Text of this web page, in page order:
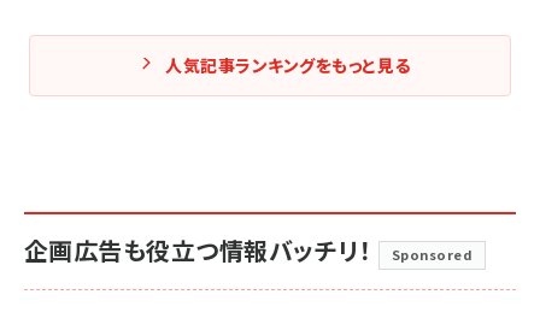
人気記事ランキングをもっと見る
企画広告も役立つ情報バッチリ！ Sponsored